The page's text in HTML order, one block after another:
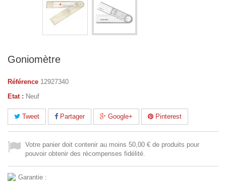
Goniomètre
Référence 12927340
Etat : Neuf
Tweet Partager Google+ Pinterest
Votre panier doit contenir au moins 50,00 € de produits pour
pouvoir obtenir des récompenses fidélité.